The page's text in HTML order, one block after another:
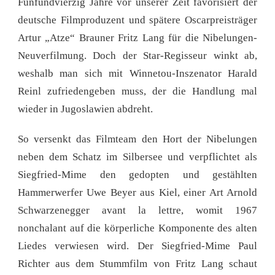
Fünfundvierzig Jahre vor unserer Zeit favorisiert der
deutsche Filmproduzent und spätere Oscarpreisträger
Artur „Atze“ Brauner Fritz Lang für die Nibelungen-
Neuverfilmung. Doch der Star-Regisseur winkt ab,
weshalb man sich mit Winnetou-Inszenator Harald
Reinl zufriedengeben muss, der die Handlung mal
wieder in Jugoslawien abdreht.
So versenkt das Filmteam den Hort der Nibelungen
neben dem Schatz im Silbersee und verpflichtet als
Siegfried-Mime den gedopten und gestählten
Hammerwerfer Uwe Beyer aus Kiel, einer Art Arnold
Schwarzenegger avant la lettre, womit 1967
nonchalant auf die körperliche Komponente des alten
Liedes verwiesen wird. Der Siegfried-Mime Paul
Richter aus dem Stummfilm von Fritz Lang schaut